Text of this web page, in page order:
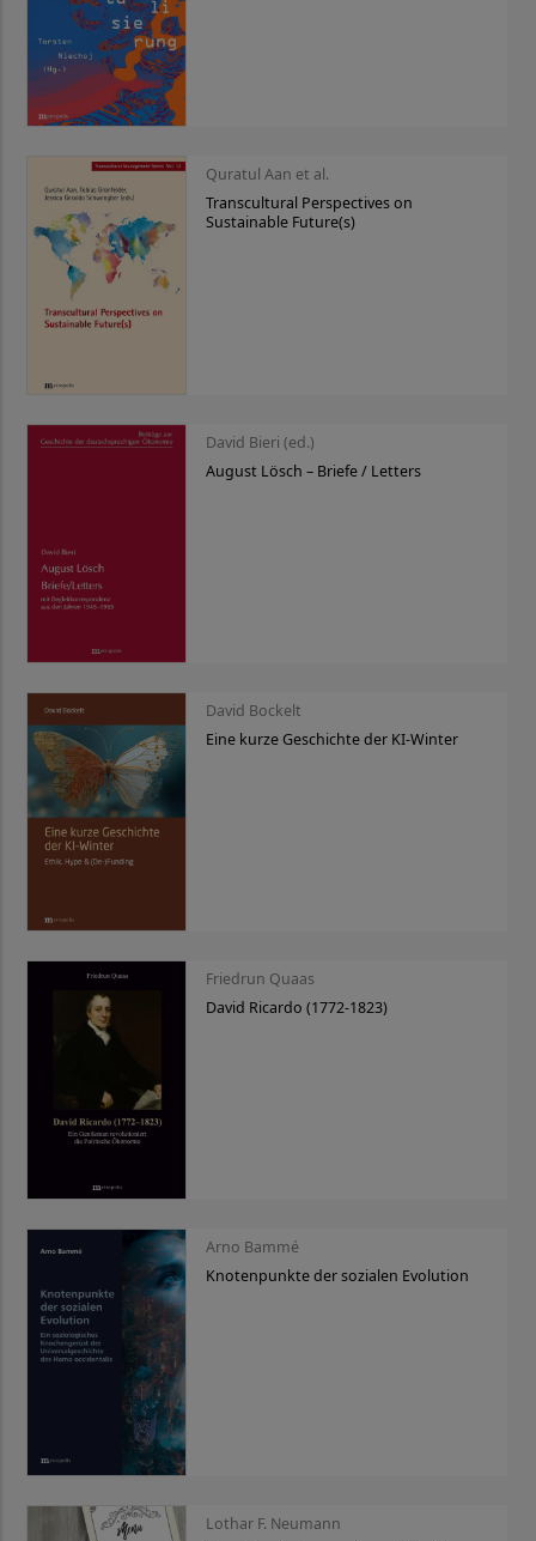
Quratul Aan et al.
Transcultural Perspectives on
Sustainable Future(s)
David Bieri (ed.)
August Lösch – Briefe / Letters
David Bockelt
Eine kurze Geschichte der KI-Winter
Friedrun Quaas
David Ricardo (1772-1823)
Arno Bammé
Knotenpunkte der sozialen Evolution
Lothar F. Neumann